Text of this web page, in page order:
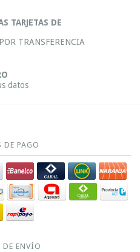
TARJETAS DE
TRANSFERENCIA
datos
DE PAGO
DE ENVÍO